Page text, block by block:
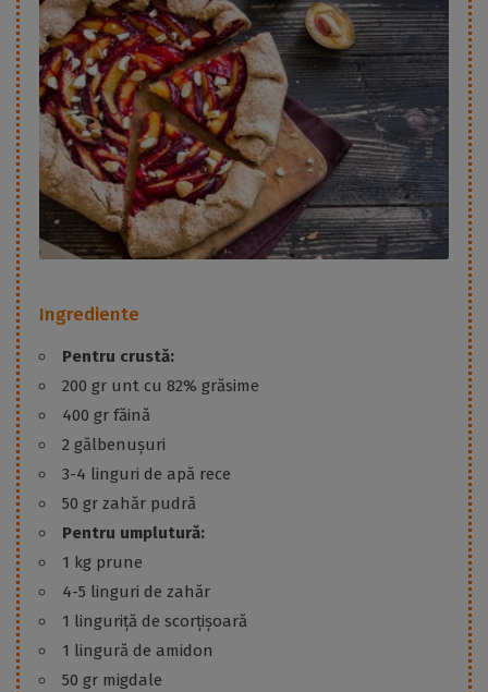
Ingrediente
Pentru crustă:
200 gr unt cu 82% grăsime
400 gr făină
2 gălbenușuri
3-4 linguri de apă rece
50 gr zahăr pudră
Pentru umplutură:
1 kg prune
4-5 linguri de zahăr
1 linguriță de scorțișoară
1 lingură de amidon
50 gr migdale